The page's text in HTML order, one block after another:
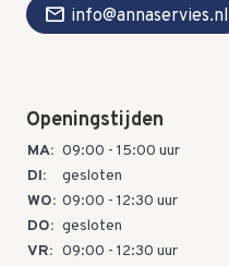
mail info@annaservies.nl
Openingstijden
MA: 09:00 - 15:00 uur
DI:
gesloten
WO: 09:00 - 12:30 uur
DO: gesloten
VR: 09:00 - 12:30 uur